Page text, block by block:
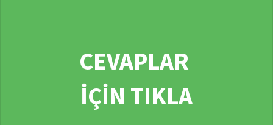
CEVAPLAR
İÇİN TIKLA